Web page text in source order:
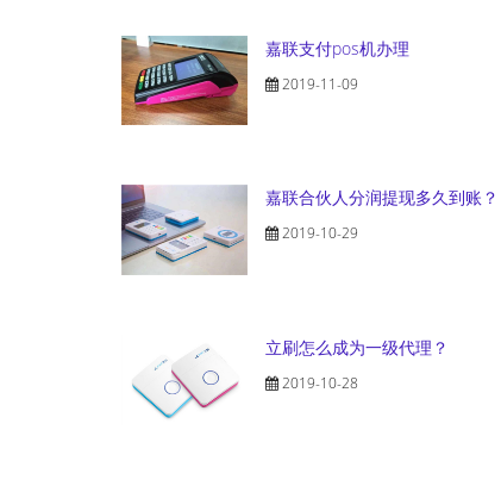
嘉联支付pos机办理
2019-11-09
嘉联合伙人分润提现多久到账？
2019-10-29
立刷怎么成为一级代理？
2019-10-28